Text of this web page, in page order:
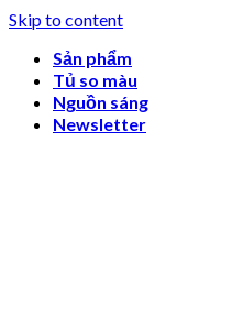
Skip to content
Sản phẩm
Tủ so màu
Nguồn sáng
Newsletter